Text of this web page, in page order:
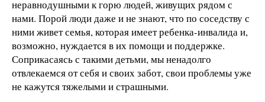
неравнодушными к горю людей, живущих рядом с
нами. Порой люди даже и не знают, что по соседству с
ними живет семья, которая имеет ребенка-инвалида и,
возможно, нуждается в их помощи и поддержке.
Соприкасаясь с такими детьми, мы ненадолго
отвлекаемся от себя и своих забот, свои проблемы уже
не кажутся тяжелыми и страшными.